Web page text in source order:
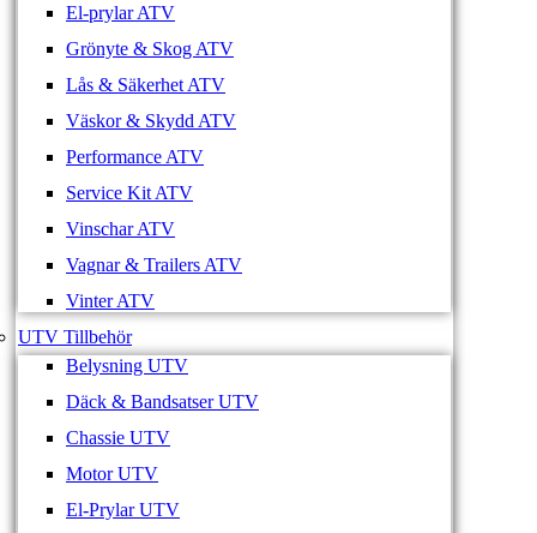
El-prylar ATV
Grönyte & Skog ATV
Lås & Säkerhet ATV
Väskor & Skydd ATV
Performance ATV
Service Kit ATV
Vinschar ATV
Vagnar & Trailers ATV
Vinter ATV
UTV Tillbehör
Belysning UTV
Däck & Bandsatser UTV
Chassie UTV
Motor UTV
El-Prylar UTV